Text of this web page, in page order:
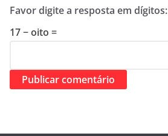
Favor digite a resposta em dígitos:
17 − oito =